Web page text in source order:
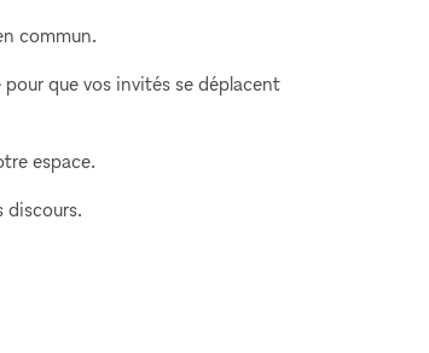
commun.
que vos invités se déplacent
espace.
discours.